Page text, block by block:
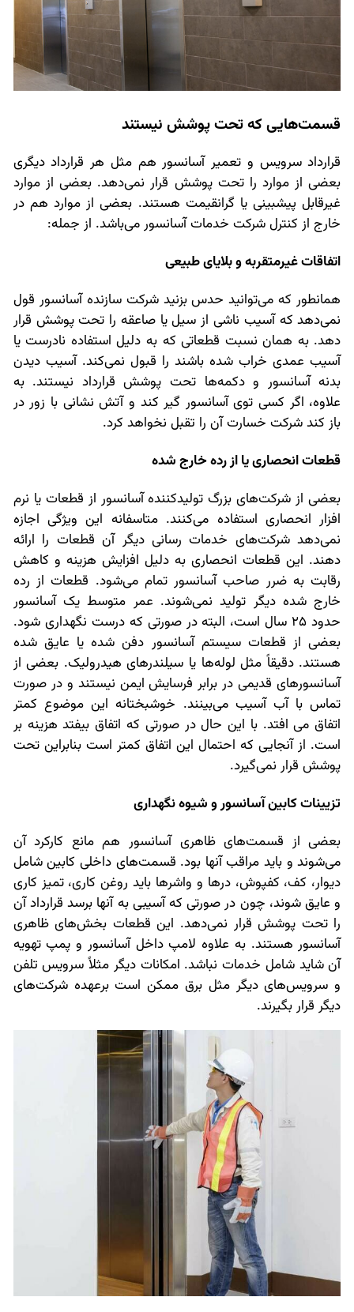
قسمت‌هایی که تحت پوشش نیستند
قرارداد سرویس و تعمیر آسانسور هم مثل هر قرارداد دیگری
بعضی از موارد را تحت پوشش قرار نمی‌دهد. بعضی از موارد
غیرقابل پیشبینی یا گرانقیمت هستند. بعضی از موارد هم در
خارج از کنترل شرکت خدمات آسانسور می‌باشد. از جمله:
اتفاقات غیرمتقربه و بلایای طبیعی
همانطور که می‌توانید حدس بزنید شرکت سازنده آسانسور قول
نمی‌دهد که آسیب ناشی از سیل یا صاعقه را تحت پوشش قرار
دهد. به همان نسبت قطعاتی که به دلیل استفاده نادرست یا
آسیب عمدی خراب شده باشند را قبول نمی‌کند. آسیب دیدن
بدنه آسانسور و دکمه‌ها تحت پوشش قرارداد نیستند. به
علاوه، اگر کسی توی آسانسور گیر کند و آتش نشانی با زور در
باز کند شرکت خسارت آن را تقبل نخواهد کرد.
قطعات انحصاری یا از رده خارج شده
بعضی از شرکت‌های بزرگ تولیدکننده آسانسور از قطعات یا نرم
افزار انحصاری استفاده می‌کنند. متاسفانه این ویژگی اجازه
نمی‌دهد شرکت‌های خدمات رسانی دیگر آن قطعات را ارائه
دهند. این قطعات انحصاری به دلیل افزایش هزینه و کاهش
رقابت به ضرر صاحب آسانسور تمام می‌شود. قطعات از رده
خارج شده دیگر تولید نمی‌شوند. عمر متوسط یک آسانسور
حدود 25 سال است، البته در صورتی که درست نگهداری شود.
بعضی از قطعات سیستم آسانسور دفن شده یا عایق شده
هستند. دقیقاً مثل لوله‌ها یا سیلندرهای هیدرولیک. بعضی از
آسانسورهای قدیمی در برابر فرسایش ایمن نیستند و در صورت
تماس با آب آسیب می‌بینند. خوشبختانه این موضوع کمتر
اتفاق می افتد. با این حال در صورتی که اتفاق بیفتد هزینه بر
است. از آنجایی که احتمال این اتفاق کمتر است بنابراین تحت
پوشش قرار نمی‌گیرد.
تزیینات کابین آسانسور و شیوه نگهداری
بعضی از قسمت‌های ظاهری آسانسور هم مانع کارکرد آن
می‌شوند و باید مراقب آنها بود. قسمت‌های داخلی کابین شامل
دیوار، کف، کفپوش، درها و واشرها باید روغن کاری، تمیز کاری
و عایق شوند، چون در صورتی که آسیبی به آنها برسد قرارداد آن
را تحت پوشش قرار نمی‌دهد. این قطعات بخش‌های ظاهری
آسانسور هستند. به علاوه لامپ داخل آسانسور و پمپ تهویه
آن شاید شامل خدمات نباشد. امکانات دیگر مثلاً سرویس تلفن
و سرویس‌های دیگر مثل برق ممکن است برعهده شرکت‌های
دیگر قرار بگیرند.